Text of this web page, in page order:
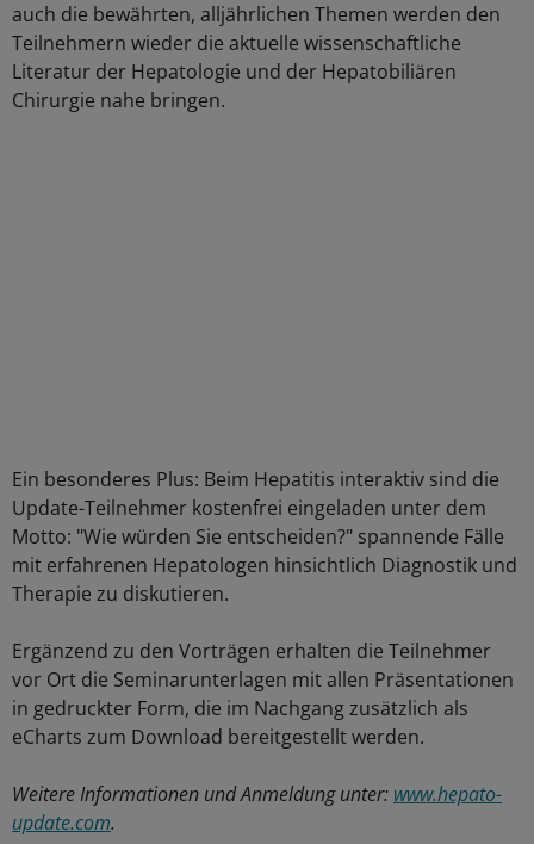
auch die bewährten, alljährlichen Themen werden den
Teilnehmern wieder die aktuelle wissenschaftliche
Literatur der Hepatologie und der Hepatobiliären
Chirurgie nahe bringen.
Ein besonderes Plus: Beim Hepatitis interaktiv sind die
Update-Teilnehmer kostenfrei eingeladen unter dem
Motto: "Wie würden Sie entscheiden?" spannende Fälle
mit erfahrenen Hepatologen hinsichtlich Diagnostik und
Therapie zu diskutieren.
Ergänzend zu den Vorträgen erhalten die Teilnehmer
vor Ort die Seminarunterlagen mit allen Präsentationen
in gedruckter Form, die im Nachgang zusätzlich als
eCharts zum Download bereitgestellt werden.
Weitere Informationen und Anmeldung unter: www.hepato-
update.com.